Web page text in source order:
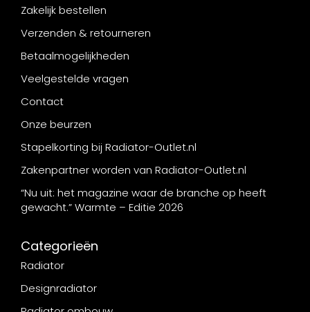
Zakelijk bestellen
Verzenden & retourneren
Betaalmogelijkheden
Veelgestelde vragen
Contact
Onze beurzen
Stapelkorting bij Radiator-Outlet.nl
Zakenpartner worden van Radiator-Outlet.nl
“Nu uit: het magazine waar de branche op heeft
gewacht.” Warmte – Editie 2026
Categorieën
Radiator
Designradiator